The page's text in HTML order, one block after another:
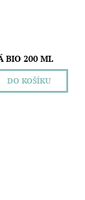
BIO 200 ML
květy Země